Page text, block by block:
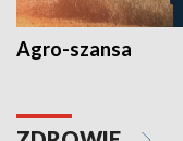
Agro-szansa